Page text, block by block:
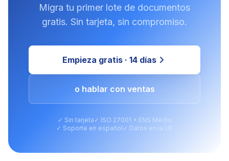
Migra tu primer lote de documentos
gratis. Sin tarjeta, sin compromiso.
Empieza gratis · 14 días
o hablar con ventas
✓ Sin tarjeta ✓ ISO 27001 + ENS Medio
✓ Soporte en español ✓ Datos en la UE